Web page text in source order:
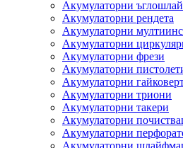
Акумулаторни
Акумулаторни рендета
Акумулаторни
Акумулаторни
Акумулаторни фрези
Акумулаторни
Акумулаторни
Акумулаторни триони
Акумулаторни такери
Акумулаторни
Акумулаторни
Акумулаторни